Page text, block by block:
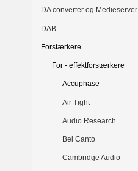
DA converter og Medieserver
DAB
Forstærkere
For - effektforstærkere
Accuphase
Air Tight
Audio Research
Bel Canto
Cambridge Audio